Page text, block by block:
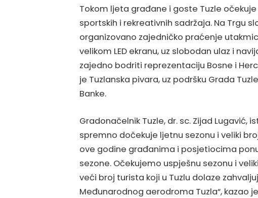
Tokom ljeta građane i goste Tuzle
sportskih i rekreativnih sadržaja. Na Trgu
organizovano zajedničko praćenje
velikom LED ekranu, uz slobodan ulaz i
zajedno bodriti reprezentaciju Bosne i
je Tuzlanska pivara, uz podršku Grada
Banke.
Gradonačelnik Tuzle, dr. sc. Zijad Lugavić,
spremno dočekuje ljetnu sezonu i veliki
ove godine građanima i posjetiocima
sezone. Očekujemo uspješnu sezonu i
veći broj turista koji u Tuzlu dolaze
Međunarodnog aerodroma Tuzla“, kazao